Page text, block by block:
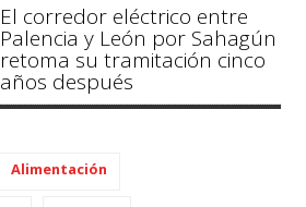
El corredor eléctrico entre
Palencia y León por Sahagún
retoma su tramitación cinco
años después
Alimentación